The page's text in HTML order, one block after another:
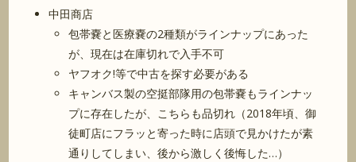
中田商店
包帯嚢と医療嚢の2種類がラインナップにあった
が、現在は在庫切れで入手不可
ヤフオク!等で中古を探す必要がある
キャンバス製の空挺部隊用の包帯嚢もラインナッ
プに存在したが、こちらも品切れ（2018年頃、御
徒町店にフラッと寄った時に店頭で見かけたが素
通りしてしまい、後から激しく後悔した…）